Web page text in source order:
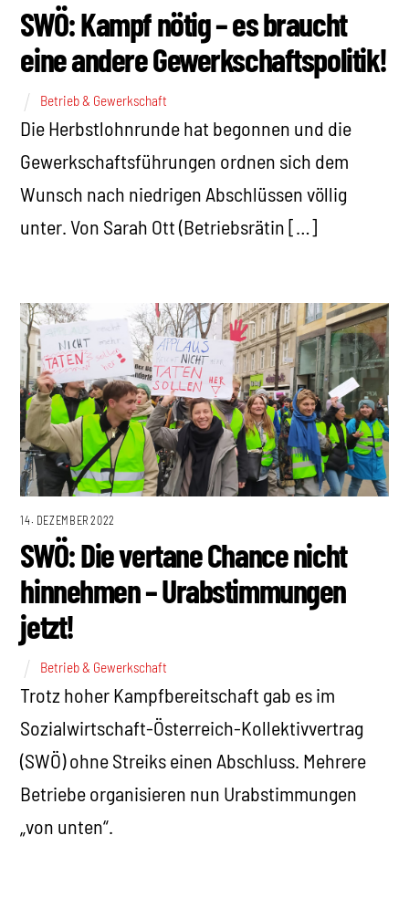
SWÖ: Kampf nötig – es braucht
eine andere Gewerkschaftspolitik!
Betrieb & Gewerkschaft
Die Herbstlohnrunde hat begonnen und die
Gewerkschaftsführungen ordnen sich dem
Wunsch nach niedrigen Abschlüssen völlig
unter. Von Sarah Ott (Betriebsrätin […]
14. DEZEMBER 2022
SWÖ: Die vertane Chance nicht
hinnehmen – Urabstimmungen
jetzt!
Betrieb & Gewerkschaft
Trotz hoher Kampfbereitschaft gab es im
Sozialwirtschaft-Österreich-Kollektivvertrag
(SWÖ) ohne Streiks einen Abschluss. Mehrere
Betriebe organisieren nun Urabstimmungen
„von unten“.